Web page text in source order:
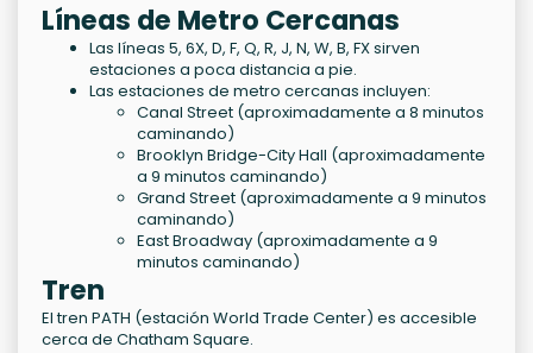
Líneas de Metro Cercanas
Las líneas 5, 6X, D, F, Q, R, J, N, W, B, FX sirven
estaciones a poca distancia a pie.
Las estaciones de metro cercanas incluyen:
Canal Street (aproximadamente a 8 minutos
caminando)
Brooklyn Bridge-City Hall (aproximadamente
a 9 minutos caminando)
Grand Street (aproximadamente a 9 minutos
caminando)
East Broadway (aproximadamente a 9
minutos caminando)
Tren
El tren PATH (estación World Trade Center) es accesible
cerca de Chatham Square.